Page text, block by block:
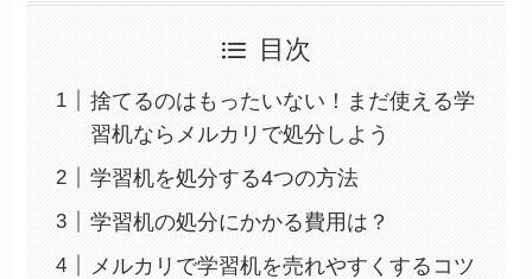
目次
捨てるのはもったいない！まだ使える学
習机ならメルカリで処分しよう
学習机を処分する4つの方法
学習机の処分にかかる費用は？
メルカリで学習机を売れやすくするコツ